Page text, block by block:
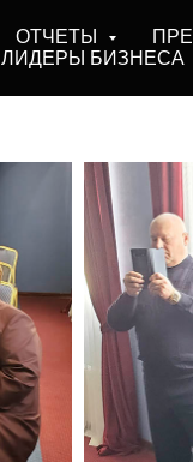
ОТЧЕТЫ
ЛИДЕРЫ БИЗНЕСА